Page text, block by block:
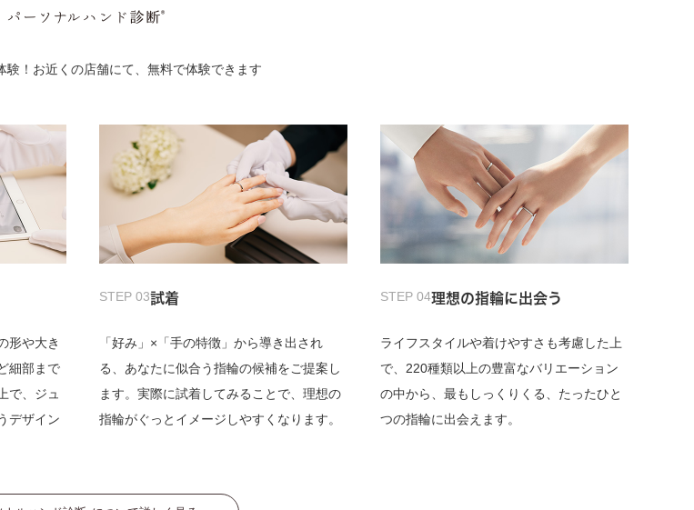
験！お近くの店舗にて、無料で体験できます
形や大き
細部まで
で、ジュ
デザイン
STEP 03試着
「好み」×「手の特徴」から導き出され
る、あなたに似合う指輪の候補をご提案し
ます。実際に試着してみることで、理想の
指輪がぐっとイメージしやすくなります。
STEP 04理想の指輪に出会う
ライフスタイルや着けやすさも考慮した上
で、220種類以上の豊富なバリエーション
の中から、最もしっくりくる、たったひと
つの指輪に出会えます。